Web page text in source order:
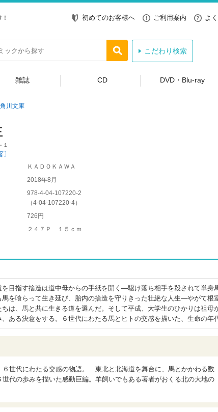
初めてのお客様へ ご利用案内 よ
こだわり検索
雑誌 CD DVD・Blu-ray
角川文庫
１
ＫＡＤＯＫＡＷＡ
2018年8月
978-4-04-107220-2
（4-04-107220-4）
726円
２４７Ｐ １５ｃｍ
目指す捨造は道中母からの手紙を開く―駆け落ち相手を殺されて単身
を喰らって生き延び、胎内の捨造を守りきった壮絶な人生―やがて根
は、馬と共に生きる道を選んだ。そして平成、大学生のひかりは祖母
ある決意をする。６世代にわたる馬とヒトの交感を描いた、生命の年
世代にわたる交感の物語。 東北と北海道を舞台に、馬とかかわる数
代の歩みを描いた感動巨編。羊飼いでもある著者がおくる北の大地の